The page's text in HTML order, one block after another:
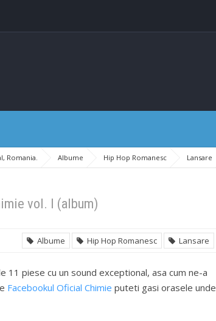
Romania. Albume Hip Hop Romanesc
Lansare
vol. I (album)
Albume Hip Hop Romanesc Lansare
11 piese cu un sound exceptional, asa cum ne-a
Facebookul Oficial Chimie puteti gasi orasele unde